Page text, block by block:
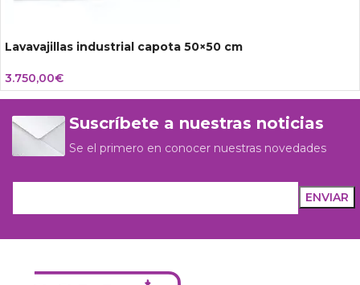
Lavavajillas industrial capota 50×50 cm
3.750,00€
Suscríbete a nuestras noticias
Se el primero en conocer nuestras novedades